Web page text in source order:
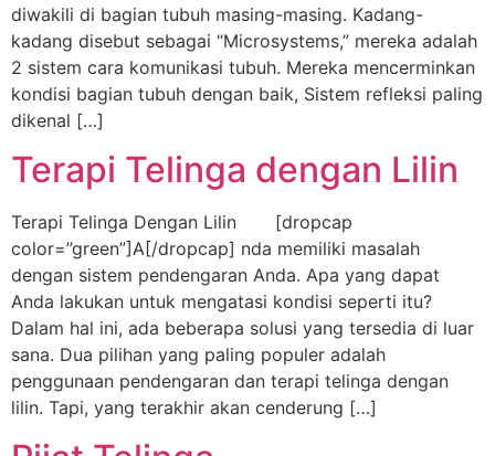
diwakili di bagian tubuh masing-masing. Kadang-
kadang disebut sebagai “Microsystems,” mereka adalah
2 sistem cara komunikasi tubuh. Mereka mencerminkan
kondisi bagian tubuh dengan baik, Sistem refleksi paling
dikenal […]
Terapi Telinga dengan Lilin
Terapi Telinga Dengan Lilin [dropcap
color=”green”]A[/dropcap] nda memiliki masalah
dengan sistem pendengaran Anda. Apa yang dapat
Anda lakukan untuk mengatasi kondisi seperti itu?
Dalam hal ini, ada beberapa solusi yang tersedia di luar
sana. Dua pilihan yang paling populer adalah
penggunaan pendengaran dan terapi telinga dengan
lilin. Tapi, yang terakhir akan cenderung […]